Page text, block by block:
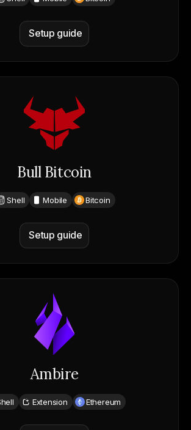
Setup guide
Bull Bitcoin
Shell Mobile Bitcoin
Setup guide
Ambire
Extension Ethereum